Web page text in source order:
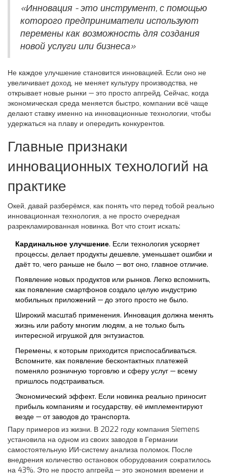
«Инновация - это инструмент, с помощью
которого предприниматели используют
перемены как возможность для создания
новой услуги или бизнеса»
Не каждое улучшение становится инновацией. Если оно не
увеличивает доход, не меняет культуру производства, не
открывает новые рынки — это просто апгрейд. Сейчас, когда
экономическая среда меняется быстро, компании всё чаще
делают ставку именно на инновационные технологии, чтобы
удержаться на плаву и опередить конкурентов.
Главные признаки
инновационных технологий на
практике
Окей, давай разберёмся, как понять что перед тобой реально
инновационная технология, а не просто очередная
разрекламированная новинка. Вот что стоит искать:
Кардинальное улучшение. Если технология ускоряет
процессы, делает продукты дешевле, уменьшает ошибки и
даёт то, чего раньше не было — вот оно, главное отличие.
Появление новых продуктов или рынков. Легко вспомнить,
как появление смартфонов создало целую индустрию
мобильных приложений — до этого просто не было.
Широкий масштаб применения. Инновация должна менять
жизнь или работу многим людям, а не только быть
интересной игрушкой для энтузиастов.
Перемены, к которым приходится приспосабливаться.
Вспомните, как появление бесконтактных платежей
поменяло розничную торговлю и сферу услуг — всему
пришлось подстраиваться.
Экономический эффект. Если новинка реально приносит
прибыль компаниям и государству, её имплементируют
везде — от заводов до транспорта.
Пару примеров из жизни. В 2022 году компания Siemens
установила на одном из своих заводов в Германии
самостоятельную ИИ-систему анализа поломок. После
внедрения количество остановок оборудования сократилось
на 43%. Это не просто апгрейд — это экономия времени и